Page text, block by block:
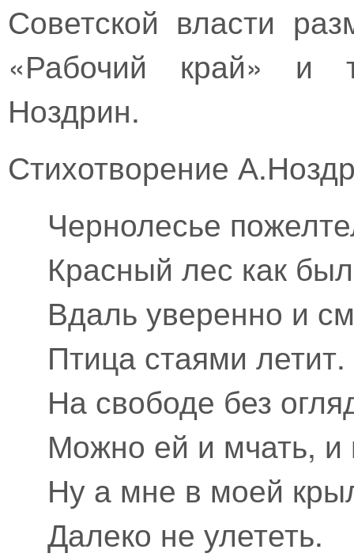
Советской власти
«Рабочий край» и
Ноздрин.
Стихотворение
Чернолесье
Красный лес как
Вдаль уверенно и
Птица стаями летит.
На свободе без
Можно ей и мчать, и
Ну а мне в моей
Далеко не улететь.